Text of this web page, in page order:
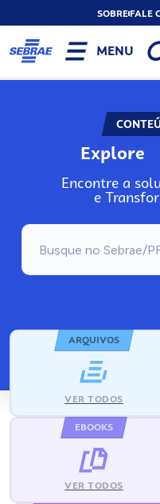
SOBREFALE
MENU
Explore
Encontre a
e
ARQUIVOS
VER TODOS
EBOOKS
VER TODOS